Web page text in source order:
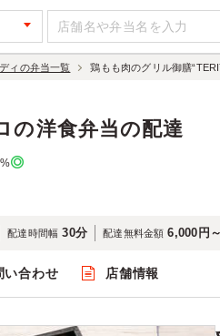
ィの弁当一覧 鶏もも肉のグリル御膳
の洋食弁当の配達
%
配達時間幅 30分 配達無料金額 6,000円
い合わせ 店舗情報